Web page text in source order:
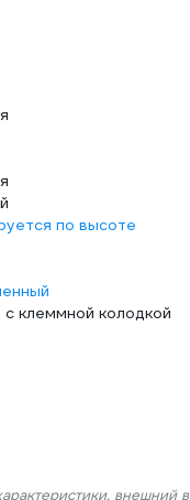
по высоте
клеммной колодкой
внешний